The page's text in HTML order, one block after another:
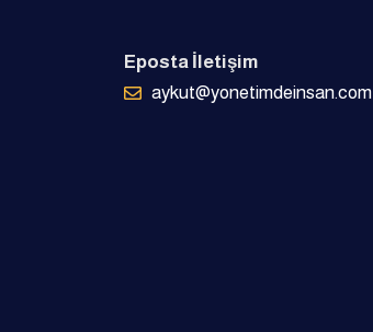
Eposta İletişim
aykut@yonetimdeinsan.com